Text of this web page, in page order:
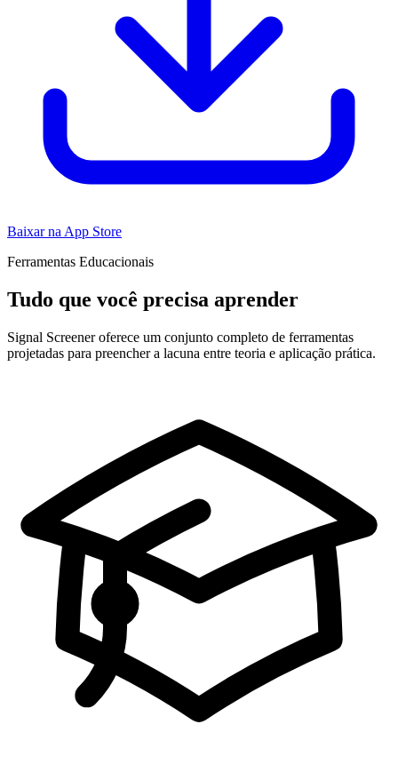
Baixar na App Store
Ferramentas Educacionais
Tudo que você precisa aprender
Signal Screener oferece um conjunto completo de ferramentas
projetadas para preencher a lacuna entre teoria e aplicação prática.